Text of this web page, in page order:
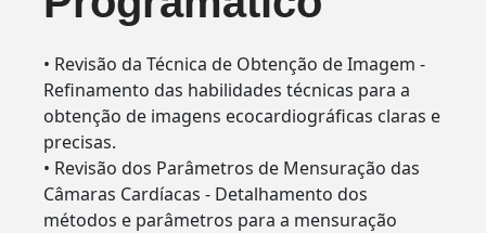
• Revisão da Técnica de Obtenção de Imagem -
Refinamento das habilidades técnicas para a
obtenção de imagens ecocardiográficas claras e
precisas.
• Revisão dos Parâmetros de Mensuração das
Câmaras Cardíacas - Detalhamento dos
métodos e parâmetros para a mensuração